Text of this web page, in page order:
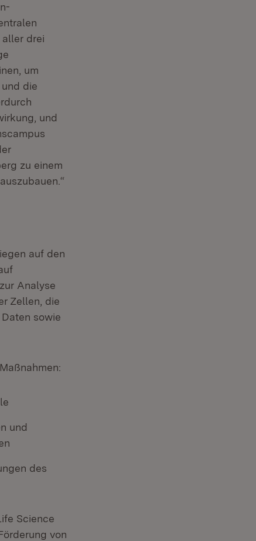
aller drei
um
die
und
zu einem
in neuem Fenster)
auf den
Analyse
Zellen, die
sowie
und
des
Science
von